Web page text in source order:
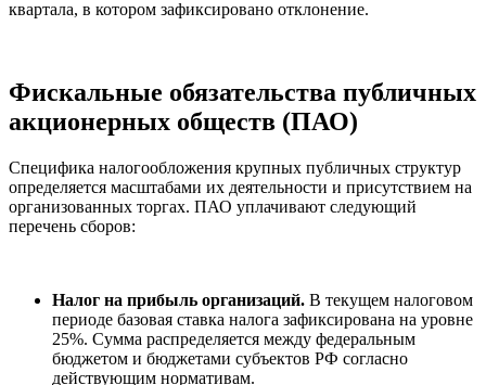
квартала, в котором зафиксировано отклонение.
Фискальные обязательства публичных
акционерных обществ (ПАО)
Специфика налогообложения крупных публичных структур
определяется масштабами их деятельности и присутствием на
организованных торгах. ПАО уплачивают следующий
перечень сборов:
Налог на прибыль организаций. В текущем налоговом
периоде базовая ставка налога зафиксирована на уровне
25%. Сумма распределяется между федеральным
бюджетом и бюджетами субъектов РФ согласно
действующим нормативам.